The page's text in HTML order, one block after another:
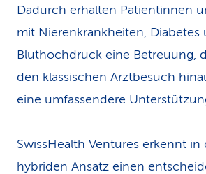
Dadurch erhalten Patientinnen
mit Nierenkrankheiten, Diabetes
Bluthochdruck eine Betreuung,
den klassischen Arztbesuch
eine umfassendere
SwissHealth Ventures erkennt in
hybriden Ansatz einen